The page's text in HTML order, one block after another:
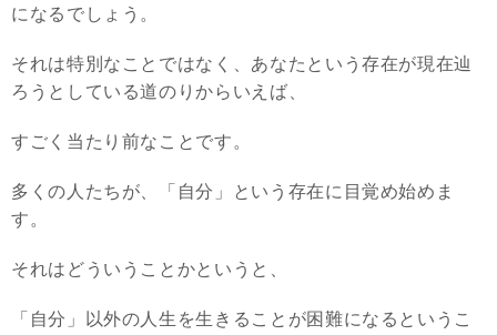
になるでしょう。
それは特別なことではなく、あなたという存在が現在辿
ろうとしている道のりからいえば、
すごく当たり前なことです。
多くの人たちが、「自分」という存在に目覚め始めま
す。
それはどういうことかというと、
「自分」以外の人生を生きることが困難になるというこ